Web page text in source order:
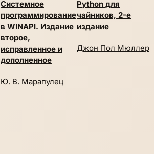
Системное
программирование
в WINAPI. Издание
второе,
исправленное и
дополненное
Ю. В. Марапулец
Python для
чайников, 2-е
издание
Джон Пол Мюллер